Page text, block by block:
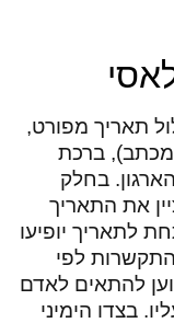
תאריך מפורט,
ברכת
בחלק
את התאריך
לתאריך יופיעו
לפי
להתאים לאדם
בצדו הימיני